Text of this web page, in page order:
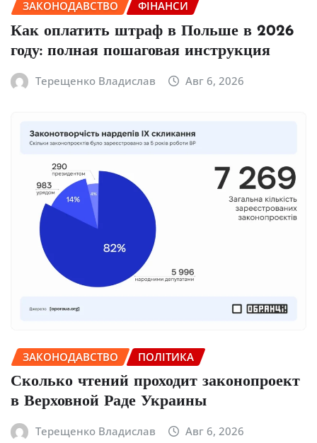
ЗАКОНОДАВСТВО ФІНАНСИ
Как оплатить штраф в Польше в 2026
году: полная пошаговая инструкция
Терещенко Владислав Авг 6, 2026
ЗАКОНОДАВСТВО ПОЛІТИКА
Сколько чтений проходит законопроект
в Верховной Раде Украины
Терещенко Владислав Авг 6, 2026